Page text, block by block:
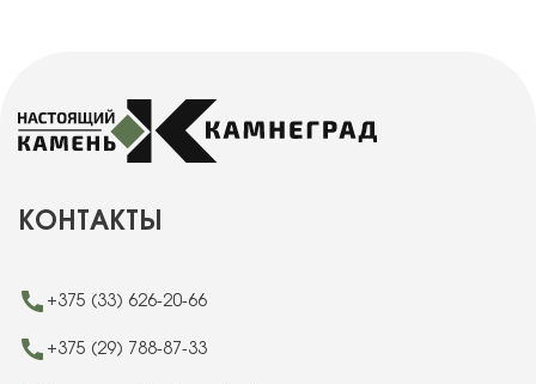
КОНТАКТЫ
+375 (33) 626-20-66
+375 (29) 788-87-33